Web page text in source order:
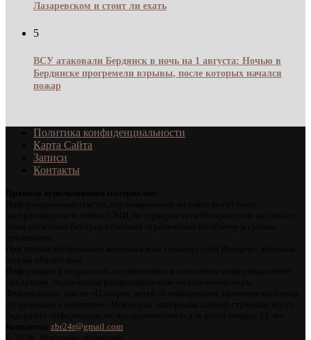
Лазаревском и стоит ли ехать
5
ВСУ атаковали Бердянск в ночь на 1 августа: Ночью в
Бердянске прогремели взрывы, после которых начался
пожар
Политика конфиденциальности
Карта Сайта
Записи
Контакты
zbr24r@gmail.com